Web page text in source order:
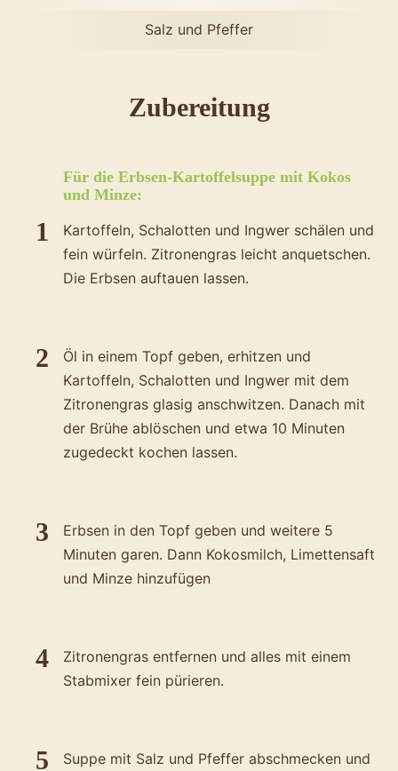
Salz und Pfeffer
Zubereitungdes
Erbsen-
mit
Kokos
Für die Erbsen-Kartoffelsuppe mit Kokos
und Minze:
Kartoffeln, Schalotten und Ingwer schälen und
fein würfeln. Zitronengras leicht anquetschen.
Die Erbsen auftauen lassen.
Öl in einem Topf geben, erhitzen und
Kartoffeln, Schalotten und Ingwer mit dem
Zitronengras glasig anschwitzen. Danach mit
der Brühe ablöschen und etwa 10 Minuten
zugedeckt kochen lassen.
Erbsen in den Topf geben und weitere 5
Minuten garen. Dann Kokosmilch, Limettensaft
und Minze hinzufügen
Zitronengras entfernen und alles mit einem
Stabmixer fein pürieren.
Suppe mit Salz und Pfeffer abschmecken und